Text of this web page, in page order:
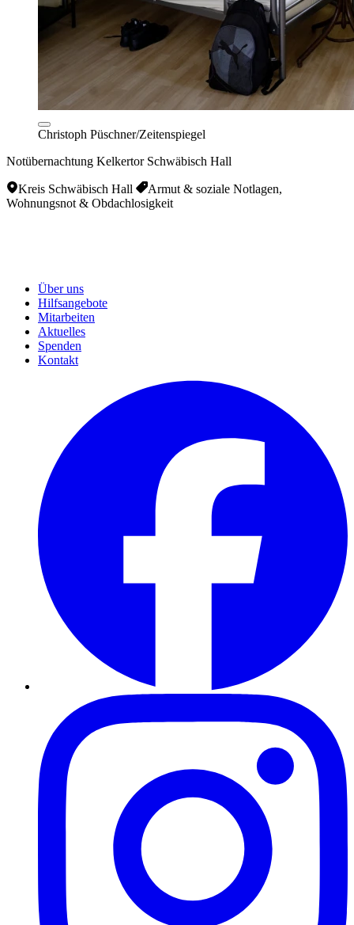
Christoph Püschner/Zeitenspiegel
Notübernachtung Kelkertor Schwäbisch Hall
Kreis Schwäbisch Hall
Armut & soziale Notlagen,
Wohnungsnot & Obdachlosigkeit
Über uns
Hilfsangebote
Mitarbeiten
Aktuelles
Spenden
Kontakt